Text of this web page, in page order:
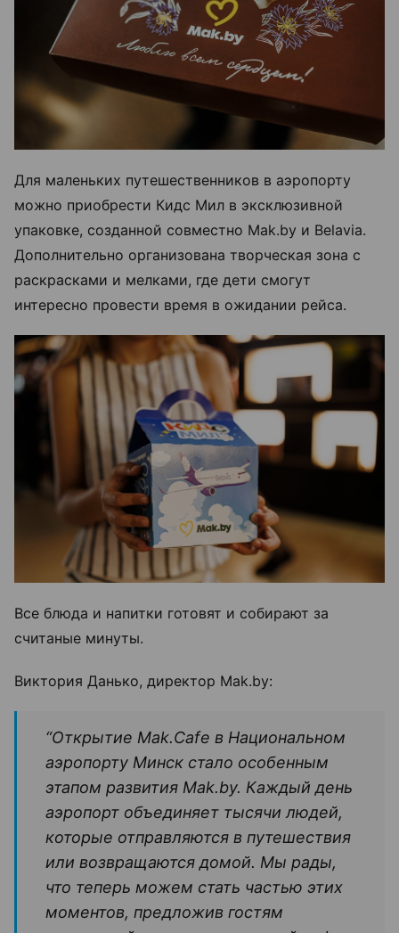
Для маленьких путешественников в аэропорту
можно приобрести Кидс Мил в эксклюзивной
упаковке, созданной совместно Mak.by и Belavia.
Дополнительно организована творческая зона с
раскрасками и мелками, где дети смогут
интересно провести время в ожидании рейса.
Все блюда и напитки готовят и собирают за
считаные минуты.
Виктория Данько, директор Mak.by:
“Открытие Mak.Cafe в Национальном
аэропорту Минск стало особенным
этапом развития Mak.by. Каждый день
аэропорт объединяет тысячи людей,
которые отправляются в путешествия
или возвращаются домой. Мы рады,
что теперь можем стать частью этих
моментов, предложив гостям